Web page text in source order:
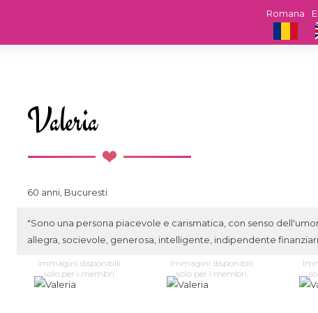
Romana
Valeria
60 anni, Bucuresti
"Sono una persona piacevole e carismatica, con senso
allegra, socievole, generosa, intelligente, indipendente
Immagini disponibili
solo per i membri
Immagini disponibili
solo per i membri